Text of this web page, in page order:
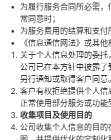
为履行服务合同所必需
常同意时；
为服务费用的结算和支付
《信息通信网法》或其他
关于个人信息处理的委
公司已在本方针中披露了
另行通知或取得客户同意。
客户有权拒绝提供个人
正常使用部分服务或功能
收集项目及使用目的
公司收集个人信息的目